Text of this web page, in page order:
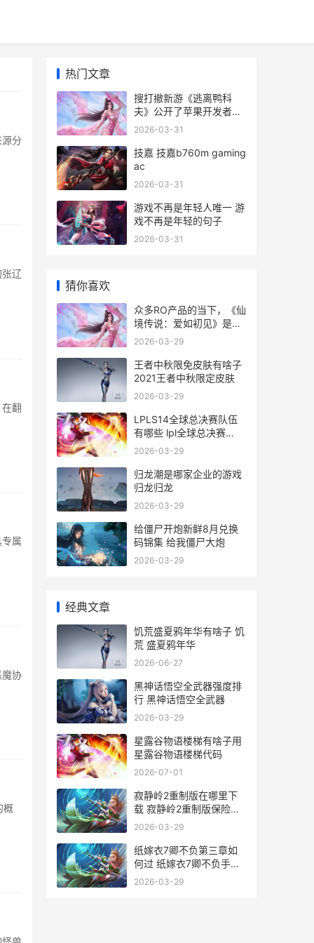
分
辽
翻
属
协
概
热门文章
搜打撤新游《逃离鸭科
夫》公开了苹果开发者大
会 necromancy～エミリ
2026-03-31
技嘉 技嘉b760m gaming
ac
2026-03-31
游戏不再是年轻人唯一 游
戏不再是年轻的句子
2026-03-31
猜你喜欢
众多RO产品的当下，《仙
境传说：爱如初见》是如
何脱颖而出的
2026-03-29
王者中秋限免皮肤有啥子
2021王者中秋限定皮肤
2026-03-29
LPLS14全球总决赛队伍
有哪些 lpl全球总决赛
20214强
2026-03-29
归龙潮是哪家企业的游戏
归龙归龙
2026-03-29
给僵尸开炮新鲜8月兑换
码锦集 给我僵尸大炮
2026-03-29
经典文章
饥荒盛夏鸦年华有啥子 饥
荒 盛夏鸦年华
2026-06-27
黑神话悟空全武器强度排
行 黑神话悟空全武器
2026-03-29
星露谷物语楼梯有啥子用
星露谷物语楼梯代码
2026-07-01
寂静岭2重制版在哪里下
载 寂静岭2重制版保险箱
密码
2026-03-29
纸嫁衣7卿不负第三章如
何过 纸嫁衣7卿不负手游
正版
2026-03-29